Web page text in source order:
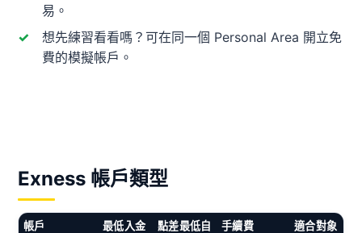
易。
想先練習看看嗎？可在同一個 Personal Area 開立免
費的模擬帳戶。
Exness 帳戶類型
帳戶 最低入金 點差最低自 手續費 適合對象